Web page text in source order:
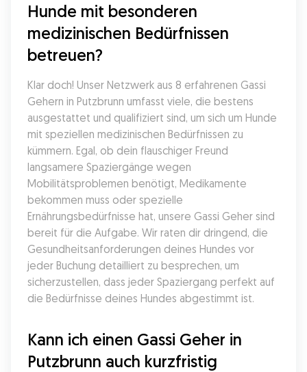
Hunde mit besonderen
medizinischen Bedürfnissen
betreuen?
Klar doch! Unser Netzwerk aus 8 erfahrenen Gassi
Gehern in Putzbrunn umfasst viele, die bestens
ausgestattet und qualifiziert sind, um sich um Hunde
mit speziellen medizinischen Bedürfnissen zu
kümmern. Egal, ob dein flauschiger Freund
langsamere Spaziergänge wegen
Mobilitätsproblemen benötigt, Medikamente
bekommen muss oder spezielle
Ernährungsbedürfnisse hat, unsere Gassi Geher sind
bereit für die Aufgabe. Wir raten dir dringend, die
Gesundheitsanforderungen deines Hundes vor
jeder Buchung detailliert zu besprechen, um
sicherzustellen, dass jeder Spaziergang perfekt auf
die Bedürfnisse deines Hundes abgestimmt ist.
Kann ich einen Gassi Geher in
Putzbrunn auch kurzfristig